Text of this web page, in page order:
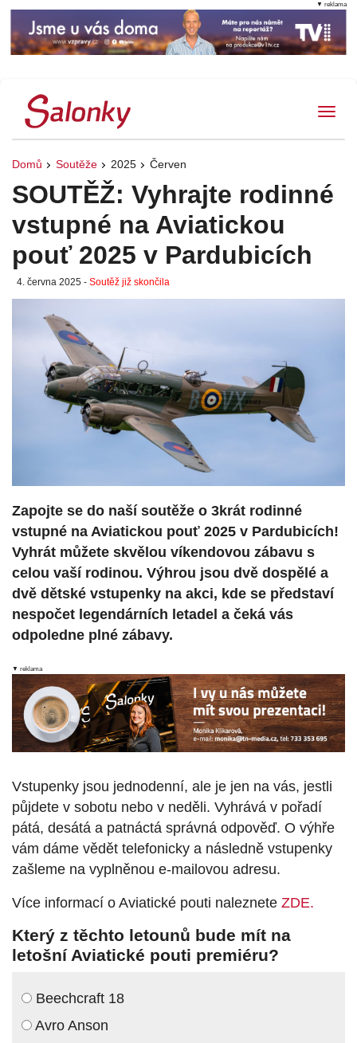
Domů Soutěže 2025 Červen
SOUTĚŽ: Vyhrajte rodinné
vstupné na Aviatickou
pouť 2025 v Pardubicích
4. června 2025 - Soutěž již skončila
Zapojte se do naší soutěže o 3krát rodinné
vstupné na Aviatickou pouť 2025 v Pardubicích!
Vyhrát můžete skvělou víkendovou zábavu s
celou vaší rodinou. Výhrou jsou dvě dospělé a
dvě dětské vstupenky na akci, kde se představí
nespočet legendárních letadel a čeká vás
odpoledne plné zábavy.
▼ reklama
Vstupenky jsou jednodenní, ale je jen na vás, jestli
půjdete v sobotu nebo v neděli. Vyhrává v pořadí
pátá, desátá a patnáctá správná odpověď. O výhře
vám dáme vědět telefonicky a následně vstupenky
zašleme na vyplněnou e-mailovou adresu.
Více informací o Aviatické pouti naleznete ZDE.
Který z těchto letounů bude mít na
letošní Aviatické pouti premiéru?
Beechcraft 18
Avro Anson
▼ reklama